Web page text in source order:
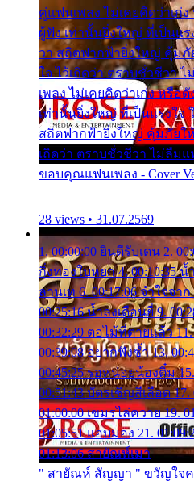
คู่แฟนเพลง ไม่เคยคิดว่าเก่
ผู้ฟัง เท่านั้นยิ่งใหญ่ ที่เป็นแ
วา สถิตฟากฟ้ายิ่งใหญ่ คุ้มภั
ใจ ไว้เถิดว่า ตราบชั่วชีวา
เพลง ไม่เคยคิดว่าเก่ง หรือ
เท่านั้นยิ่งใหญ่ ที่เป็นแรงใจ
สถิตฟากฟ้ายิ่งใหญ่ คุ้มภัยใ
เถิดว่า ตราบชั่วชีวา ไม่ลืมแ
ขอบคุณแฟนเพลง - Cover
28 views • 31.07.2569
1. 00:00:00 ยินดีรับเดน 2.
กิ่งทองใบหยก 4. 00:10:35
ลานเท 6. 00:17:06 จำใจจา
00:25:16 น้ำลงเดือนยี่ 9.
00:32:29 ตอไม้ที่ตายแล้ว
00:39:08 อยากฟังซ้ำ 13.
00:45:25 รอหน่อยน้องติ๋ม
00:51:43 บัตรเชิญสีเลือด
01:00:00 เขมรไล่ควาย 19.
01:05:51 แอบมอง 21.
01:13:06 สายัณห์เมา
" สายัณห์ สัญญา " ขวัญใจค